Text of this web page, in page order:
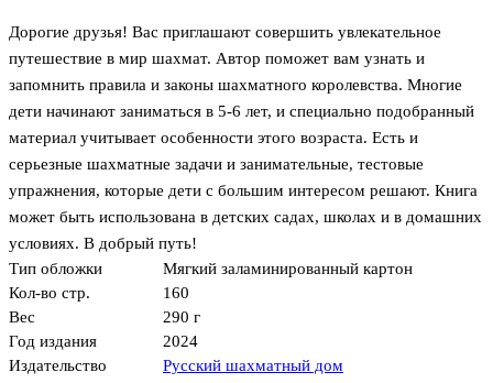
Дорогие друзья! Вас приглашают совершить увлекательное
путешествие в мир шахмат. Автор поможет вам узнать и
запомнить правила и законы шахматного королевства. Многие
дети начинают заниматься в 5-6 лет, и специально подобранный
материал учитывает особенности этого возраста. Есть и
серьезные шахматные задачи и занимательные, тестовые
упражнения, которые дети с большим интересом решают. Книга
может быть использована в детских садах, школах и в домашних
условиях. В добрый путь!
Тип обложки
Мягкий заламинированный картон
Кол-во стр.
160
Вес
290 г
Год издания
2024
Издательство
Русский шахматный дом